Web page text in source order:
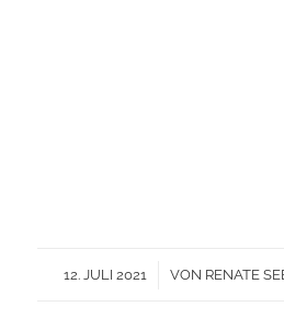
12. JULI 2021
/ VON RENATE